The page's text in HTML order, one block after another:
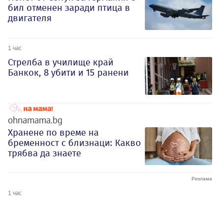
бил отменен заради птица в
двигателя
1 час
Стрелба в училище край
Банкок, 8 убити и 15 ранени
ohnamama.bg
Хранене по време на
бременност с близнаци: Какво
трябва да знаете
1 час